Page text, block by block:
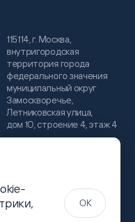
115114, г. Москва,
внутригородская
территория города
федерального значения
муниципальный округ
Замоскворечье,
Летниковская улица,
дом 10, строение 4, этаж 4
(499)
444-16-51
info@slsoft.ru
OK